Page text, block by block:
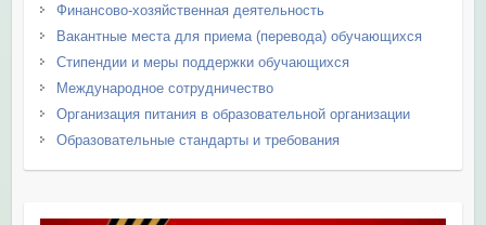
Финансово-хозяйственная деятельность
Вакантные места для приема (перевода) обучающихся
Стипендии и меры поддержки обучающихся
Международное сотрудничество
Организация питания в образовательной организации
Образовательные стандарты и требования